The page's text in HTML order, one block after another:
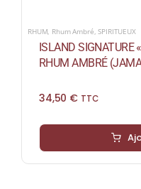
RHUM Rhum Ambré ,SPIRITUEUX
ISLAND SIGNATURE
RHUM AMBRÉ
34,50 € TTC